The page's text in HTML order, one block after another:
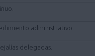
administrativo.
delegadas.